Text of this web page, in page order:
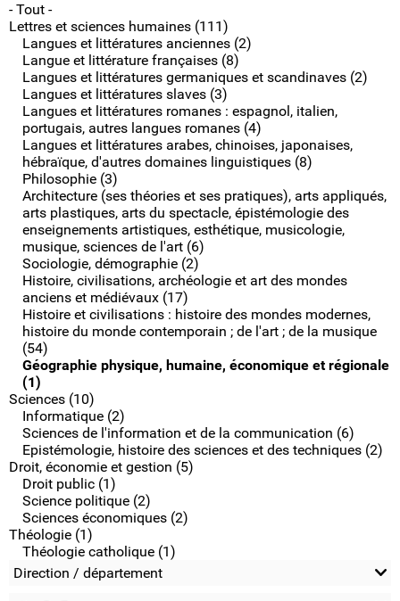
- Tout -
Lettres et sciences humaines (111)
Langues et littératures anciennes (2)
Langue et littérature françaises (8)
Langues et littératures germaniques et scandinaves (2)
Langues et littératures slaves (3)
Langues et littératures romanes : espagnol, italien,
portugais, autres langues romanes (4)
Langues et littératures arabes, chinoises, japonaises,
hébraïque, d'autres domaines linguistiques (8)
Philosophie (3)
Architecture (ses théories et ses pratiques), arts appliqués,
arts plastiques, arts du spectacle, épistémologie des
enseignements artistiques, esthétique, musicologie,
musique, sciences de l'art (6)
Sociologie, démographie (2)
Histoire, civilisations, archéologie et art des mondes
anciens et médiévaux (17)
Histoire et civilisations : histoire des mondes modernes,
histoire du monde contemporain ; de l'art ; de la musique
(54)
Géographie physique, humaine, économique et régionale
(1)
Sciences (10)
Informatique (2)
Sciences de l'information et de la communication (6)
Epistémologie, histoire des sciences et des techniques (2)
Droit, économie et gestion (5)
Droit public (1)
Science politique (2)
Sciences économiques (2)
Théologie (1)
Théologie catholique (1)
Direction / département